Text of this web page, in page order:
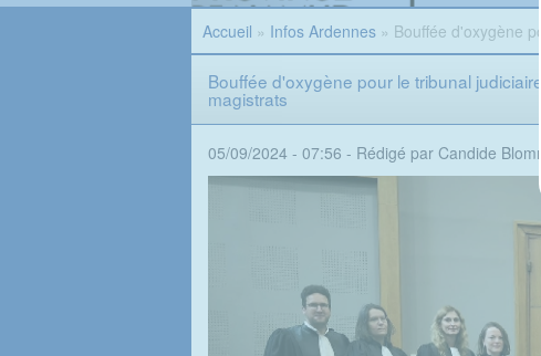
Accueil » Infos Ardennes» Bouffée d'oxygène
Bouffée d'oxygène pour le tribunal
magistrats
05/09/2024 - 07:56 - Rédigé par Candide